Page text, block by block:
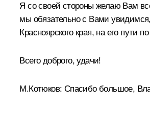
Я со своей стороны желаю Вам
мы обязательно с Вами
Красноярского края, на его пути
Всего доброго, удачи!
М.Котюков: Спасибо большое,